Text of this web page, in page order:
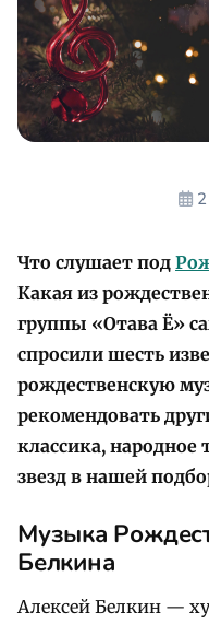
Что слушает под
Какая из
группы «Отава Ё»
спросили шесть
рождественскую
рекомендовать
классика,
звезд в нашей
Музыка
Белкина
Алексей Белкин —